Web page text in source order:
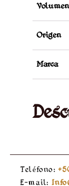
Volumen
Origen
Marca
Teléfono:
E-mail: